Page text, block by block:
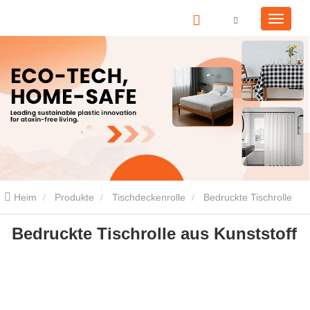
Heim Produkte Tischdeckenrolle
aus Kunststoff
Bedruckte Tischrolle aus Kunststoff